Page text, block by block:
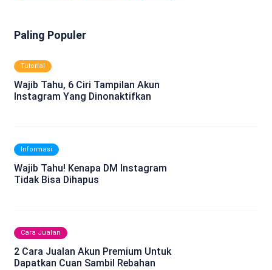
Paling Populer
Tutorial
Wajib Tahu, 6 Ciri Tampilan Akun
Instagram Yang Dinonaktifkan
Informasi
Wajib Tahu! Kenapa DM Instagram
Tidak Bisa Dihapus
Cara Jualan
2 Cara Jualan Akun Premium Untuk
Dapatkan Cuan Sambil Rebahan